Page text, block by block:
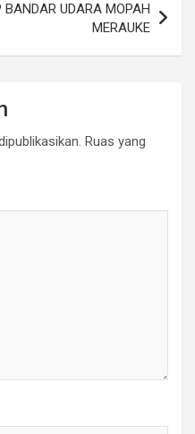
UDARA MOPAH
MERAUKE
Ruas yang